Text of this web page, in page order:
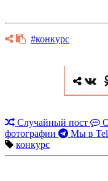
#конкурс
Случайный пост
фотографии
Мы в
конкурс